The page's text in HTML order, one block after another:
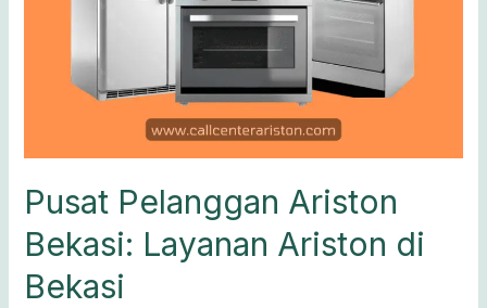
Pusat Pelanggan Ariston
Bekasi: Layanan Ariston di
Bekasi